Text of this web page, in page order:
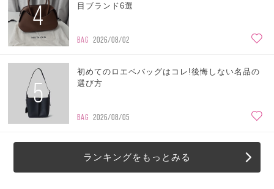
4
目ブランド6選
BAG 2026/08/02
5
初めてのロエベバッグはコレ!後悔しない名品の
選び方
BAG 2026/08/05
ランキングをもっとみる